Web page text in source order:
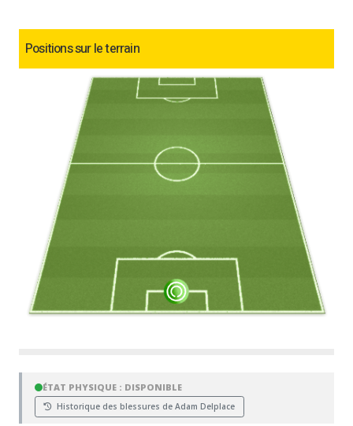
Positions sur le terrain
ÉTAT PHYSIQUE : DISPONIBLE
Historique des blessures de Adam Delplace